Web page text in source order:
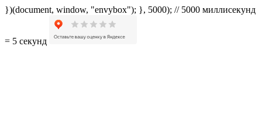
})(document, window, "envybox"); }, 5000); // 5000 миллисекунд
= 5 секунд